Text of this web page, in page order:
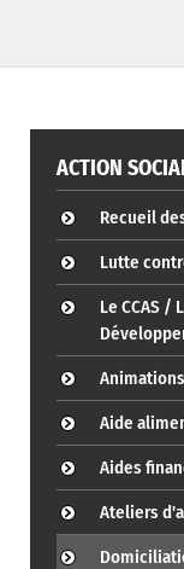
ACTION
Recueil
Lutte
Le CCAS /
Aide
Aides
Ateliers